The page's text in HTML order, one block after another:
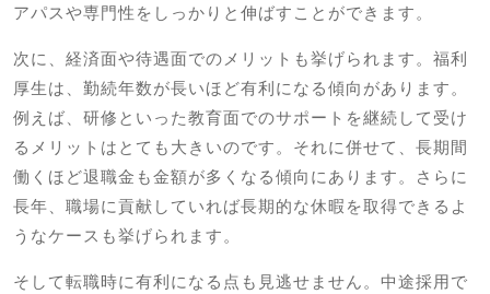
アパスや専門性をしっかりと伸ばすことができます。
次に、経済面や待遇面でのメリットも挙げられます。福利
厚生は、勤続年数が長いほど有利になる傾向があります。
例えば、研修といった教育面でのサポートを継続して受け
るメリットはとても大きいのです。それに併せて、長期間
働くほど退職金も金額が多くなる傾向にあります。さらに
長年、職場に貢献していれば長期的な休暇を取得できるよ
うなケースも挙げられます。
そして転職時に有利になる点も見逃せません。中途採用で